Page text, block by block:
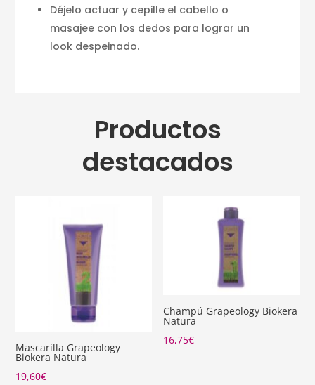
Déjelo actuar y cepille el cabello o
masajee con los dedos para lograr un
look despeinado.
Productos
destacados
Mascarilla Grapeology
Biokera Natura
19,60€
Champú Grapeology Biokera
Natura
16,75€